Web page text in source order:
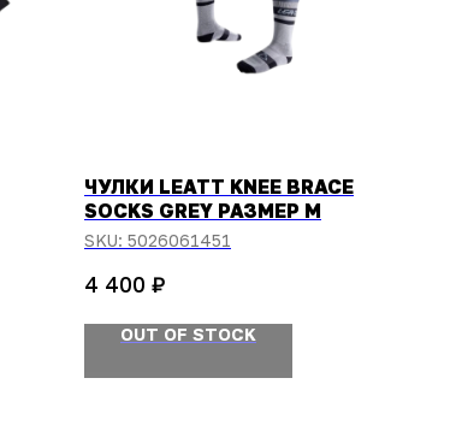
ЧУЛКИ LEATT KNEE BRACE
SOCKS GREY РАЗМЕР M
SKU: 5026061451
4 400 ₽
OUT OF STOCK